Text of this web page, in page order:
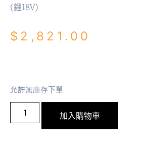
(鋰18V)
$ 2,821.00
允許無庫存下單
加入購物車